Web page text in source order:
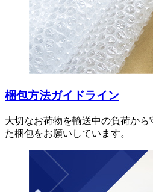
梱包方法ガイドライン
大切なお荷物を輸送中の負荷か
た梱包をお願いしています。